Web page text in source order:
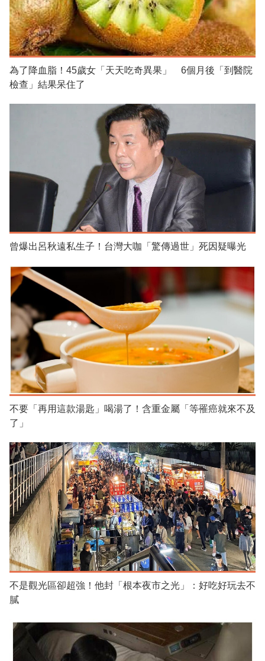
為了降血脂！45歲女「天天吃奇異果」 6個月後「到醫院
檢查」結果呆住了
曾爆出呂秋遠私生子！台灣大咖「驚傳過世」死因疑曝光
不要「再用這款湯匙」喝湯了！含重金屬「等罹癌就來不及
了」
不是觀光區卻超強！他封「根本夜市之光」：好吃好玩去不
膩